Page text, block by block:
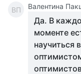
ВП Валентина
Да. В
моменте
научиться